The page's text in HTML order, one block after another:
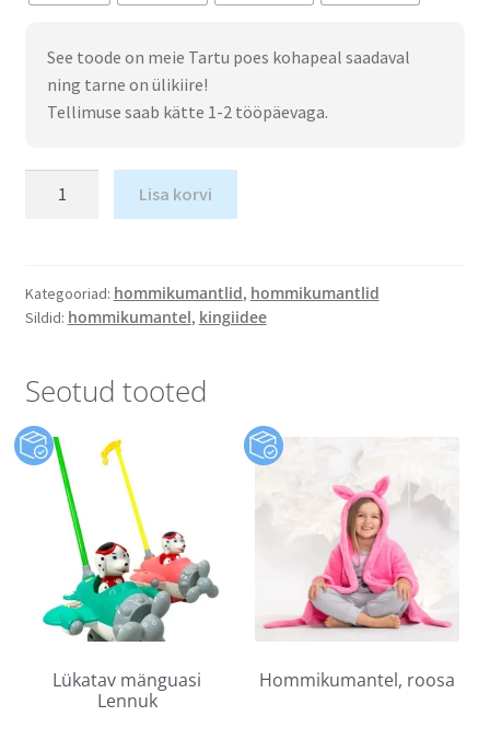
See toode on meie Tartu poes kohapeal saadaval
ning tarne on ülikiire!
Tellimuse saab kätte 1-2 tööpäevaga.
Lisa korvi
Kategooriad: hommikumantlid, hommikumantlid
Sildid: hommikumantel, kingiidee
Seotud tooted
Lükatav mänguasi
Lennuk
Hommikumantel, roosa